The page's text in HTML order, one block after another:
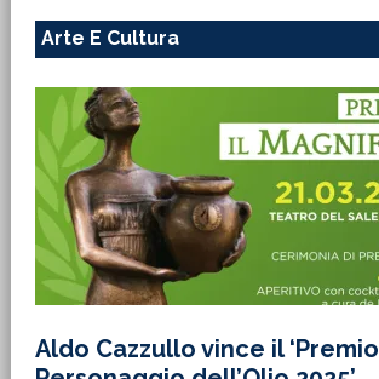
Arte E Cultura
Aldo Cazzullo vince il ‘Premio